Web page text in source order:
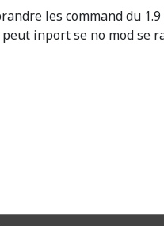
les command du 1.9
inport se no mod se